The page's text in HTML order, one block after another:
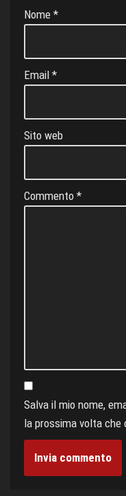
Nome *
Email *
Sito web
Commento *
Salva il mio nome,
la prossima volta che